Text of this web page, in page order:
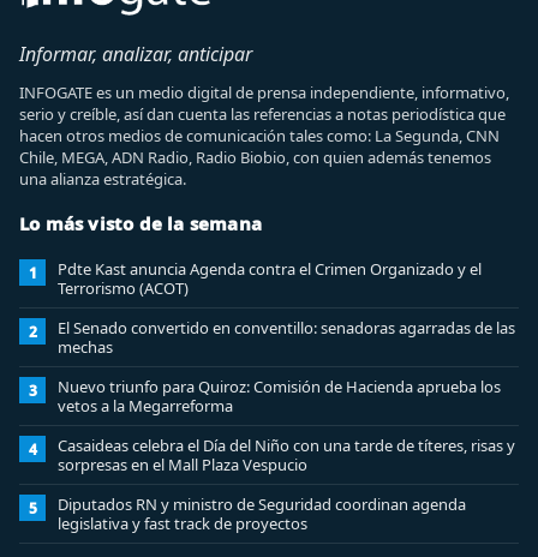
Informar, analizar, anticipar
INFOGATE es un medio digital de prensa independiente, informativo,
serio y creíble, así dan cuenta las referencias a notas periodística que
hacen otros medios de comunicación tales como: La Segunda, CNN
Chile, MEGA, ADN Radio, Radio Biobio, con quien además tenemos
una alianza estratégica.
Lo más visto de la semana
1
Pdte Kast anuncia Agenda contra el Crimen Organizado y el
Terrorismo (ACOT)
2
El Senado convertido en conventillo: senadoras agarradas de las
mechas
3
Nuevo triunfo para Quiroz: Comisión de Hacienda aprueba los
vetos a la Megarreforma
4
Casaideas celebra el Día del Niño con una tarde de títeres, risas y
sorpresas en el Mall Plaza Vespucio
5
Diputados RN y ministro de Seguridad coordinan agenda
legislativa y fast track de proyectos